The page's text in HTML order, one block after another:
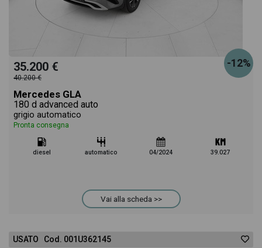
-12%
35.200 €
40.200 €
Mercedes GLA
180 d advanced auto
grigio automatico
Pronta consegna
diesel automatico 04/2024 39.027
Vai alla scheda >>
USATO Cod. 001U362145